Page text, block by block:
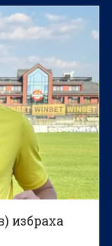
избраха